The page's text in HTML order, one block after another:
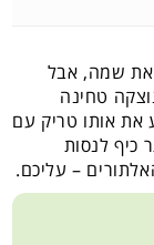
את שמה, אבל
טחינה
אותו טריק עם
כיף לנסות
– עליכם.